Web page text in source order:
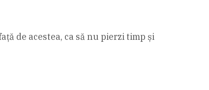
de acestea, ca să nu pierzi timp și